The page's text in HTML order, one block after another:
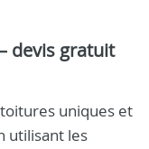
devis gratuit
uniques et
utilisant les